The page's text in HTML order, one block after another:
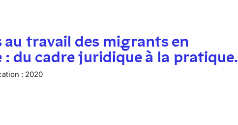
au travail des migrants en
: du cadre juridique à la pratique.
: 2020